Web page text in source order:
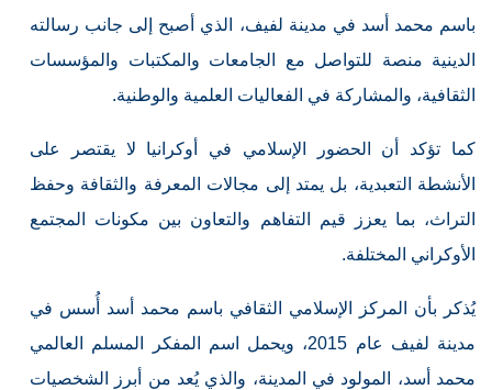
باسم محمد أسد في مدينة لفيف، الذي أصبح إلى جانب رسالته
الدينية منصة للتواصل مع الجامعات والمكتبات والمؤسسات
الثقافية، والمشاركة في الفعاليات العلمية والوطنية.
كما تؤكد أن الحضور الإسلامي في أوكرانيا لا يقتصر على
الأنشطة التعبدية، بل يمتد إلى مجالات المعرفة والثقافة وحفظ
التراث، بما يعزز قيم التفاهم والتعاون بين مكونات المجتمع
الأوكراني المختلفة.
يُذكر بأن المركز الإسلامي الثقافي باسم محمد أسد أُسس في
مدينة لفيف عام 2015، ويحمل اسم المفكر المسلم العالمي
محمد أسد، المولود في المدينة، والذي يُعد من أبرز الشخصيات